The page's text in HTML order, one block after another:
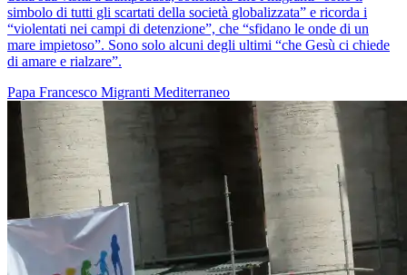
simbolo di tutti gli scartati della società globalizzata” e ricorda i
“violentati nei campi di detenzione”, che “sfidano le onde di un
mare impietoso”. Sono solo alcuni degli ultimi “che Gesù ci chiede
di amare e rialzare”.
Papa Francesco Migranti Mediterraneo